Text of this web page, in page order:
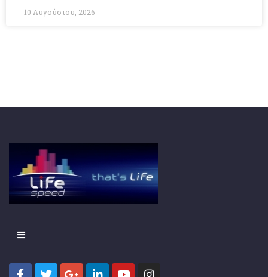
10 Αυγούστου, 2026